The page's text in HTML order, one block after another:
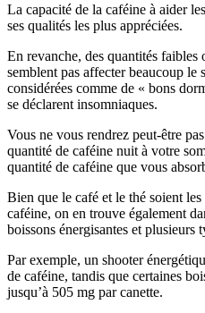
La capacité de la caféine à aider
ses qualités les plus appréciées.
En revanche, des quantités faibles
semblent pas affecter beaucoup le
considérées comme de « bons
se déclarent insomniaques.
Vous ne vous rendrez peut-être
quantité de caféine nuit à votre
quantité de caféine que vous
Bien que le café et le thé soient
caféine, on en trouve également
boissons énergisantes et plusieurs
Par exemple, un shooter
de caféine, tandis que certaines
jusqu’à 505 mg par canette.